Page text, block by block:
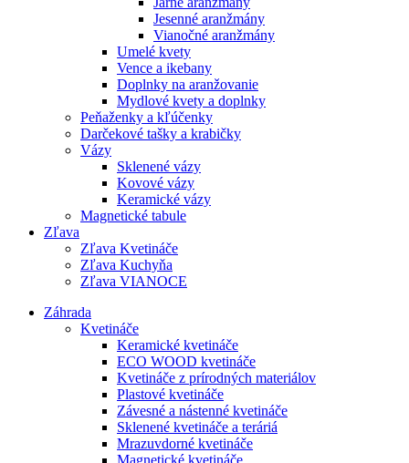
Jesenné aranžmány
Vianočné aranžmány
Umelé kvety
Vence a ikebany
Doplnky na aranžovanie
Mydlové kvety a doplnky
Peňaženky a kľúčenky
Darčekové tašky a krabičky
Vázy
Sklenené vázy
Kovové vázy
Keramické vázy
Magnetické tabule
Zľava
Zľava Kvetináče
Zľava Kuchyňa
Zľava VIANOCE
Záhrada
Kvetináče
Keramické kvetináče
ECO WOOD kvetináče
Kvetináče z prírodných materiálov
Plastové kvetináče
Závesné a nástenné kvetináče
Sklenené kvetináče a teráriá
Mrazuvdorné kvetináče
Magnetické kvetináče